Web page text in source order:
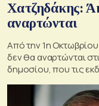
Χατζηδάκης:
αναρτώνται
Από την 1η Οκτωβρίου
δεν θα αναρτώνται
δημοσίου, που τις